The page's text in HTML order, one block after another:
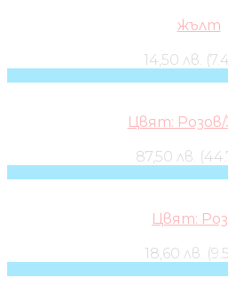
жълт
14,50 лв.
Цвят: Розов/
87,50 лв.
Цвят:
18,60 лв.